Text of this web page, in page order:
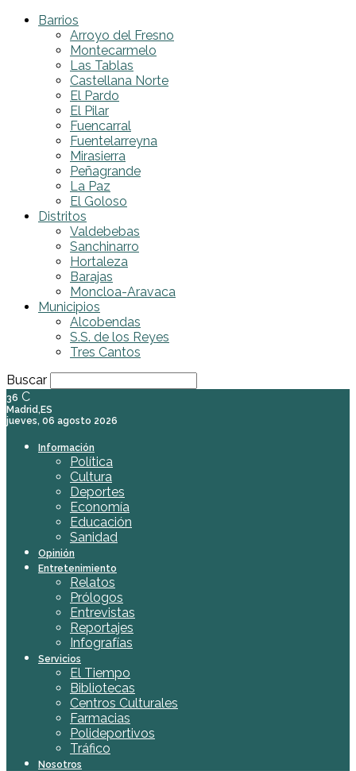
Barrios
Arroyo del Fresno
Montecarmelo
Las Tablas
Castellana Norte
El Pardo
El Pilar
Fuencarral
Fuentelarreyna
Mirasierra
Peñagrande
La Paz
El Goloso
Distritos
Valdebebas
Sanchinarro
Hortaleza
Barajas
Moncloa-Aravaca
Municipios
Alcobendas
S.S. de los Reyes
Tres Cantos
Buscar
36 C
Madrid,ES
jueves, 06 agosto 2026
Información
Política
Cultura
Deportes
Economía
Educación
Sanidad
Opinión
Entretenimiento
Relatos
Prólogos
Entrevistas
Reportajes
Infografías
Servicios
El Tiempo
Bibliotecas
Centros Culturales
Farmacias
Polideportivos
Tráfico
Nosotros